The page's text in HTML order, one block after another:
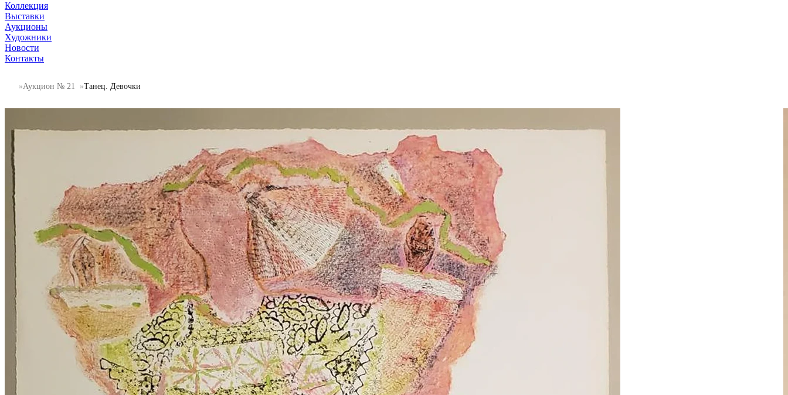
Коллекция
Выставки
Аукционы
Художники
Новости
Контакты
Аукцион № 21 Танец. Девочки